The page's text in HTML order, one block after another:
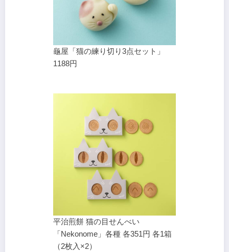
龜屋「猫の練り切り3点セット」
1188円
平治煎餅 猫の目せんべい
「Nekonome」各種 各351円 各1箱
（2枚入×2）